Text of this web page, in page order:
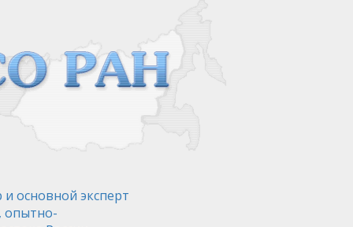
основной эксперт
опытно-